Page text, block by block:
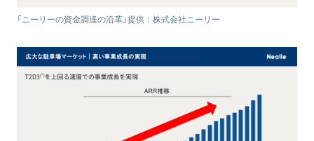
「ニーリーの資金調達の沿革」提供：株式会社ニーリー